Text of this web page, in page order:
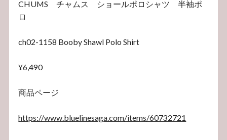
CHUMS チャムス ショールポロシャツ 半袖ポ
ロ
ch02-1158 Booby Shawl Polo Shirt
¥6,490
商品ページ
https://www.bluelinesaga.com/items/60732721